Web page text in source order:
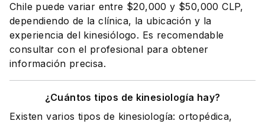
Chile puede variar entre $20,000 y $50,000 CLP,
dependiendo de la clínica, la ubicación y la
experiencia del kinesiólogo. Es recomendable
consultar con el profesional para obtener
información precisa.
¿Cuántos tipos de kinesiología hay?
Existen varios tipos de kinesiología: ortopédica,